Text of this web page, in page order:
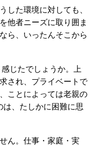
した環境に対しても、
他者ニーズに取り囲ま
ら、いったんそこから
じたでしょうか。上
され、プライベートで
ことによっては老親の
は、たしかに困難に思
ん。仕事・家庭・実